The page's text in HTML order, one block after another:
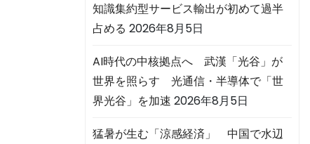
知識集約型サービス輸出が初めて過半
占める 2026年8月5日
AI時代の中核拠点へ 武漢「光谷」が
世界を照らす 光通信・半導体で「世
界光谷」を加速 2026年8月5日
猛暑が生む「涼感経済」 中国で水辺